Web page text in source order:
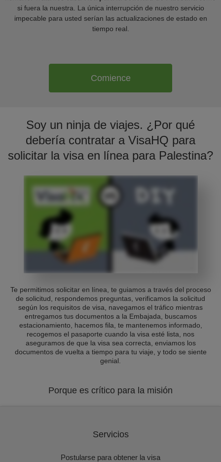
si fuera la nuestra. La única interrupción de nuestro servicio
impecable para usted serían las actualizaciones de estado en
tiempo real.
Comience
Soy un ninja de viajes. ¿Por qué
debería contratar a VisaHQ para
solicitar la visa en línea para Palestina?
Te permitimos solicitar en línea, te guiamos a través del proceso
de solicitud, respondemos preguntas, verificamos la solicitud
según los requisitos de visa, navegamos el tráfico mientras
entregamos tus documentos a la Embajada, buscamos
estacionamiento, hacemos fila, te mantenemos informado,
recogemos el pasaporte cuando la visa esté lista, nos
aseguramos de que la visa sea correcta, enviamos los
documentos de vuelta a tiempo para tu viaje, y todo se siente
genial.
Porque es crítico para la misión
Servicios
Postularse para obtener la visa